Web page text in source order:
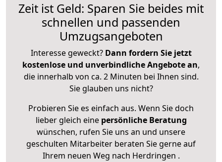
Zeit ist Geld: Sparen Sie beides mit
schnellen und passenden
Umzugsangeboten
Interesse geweckt? Dann fordern Sie jetzt
kostenlose und unverbindliche Angebote an,
die innerhalb von ca. 2 Minuten bei Ihnen sind.
Sie glauben uns nicht?
Probieren Sie es einfach aus. Wenn Sie doch
lieber gleich eine persönliche Beratung
wünschen, rufen Sie uns an und unsere
geschulten Mitarbeiter beraten Sie gerne auf
Ihrem neuen Weg nach Herdringen .